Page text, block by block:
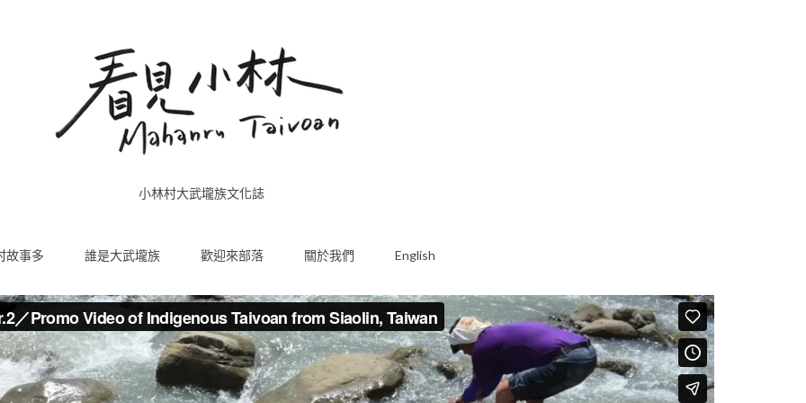
小林村大武壠族文化誌
故事多 誰是大武壠族 歡迎來部落 關於我們 English